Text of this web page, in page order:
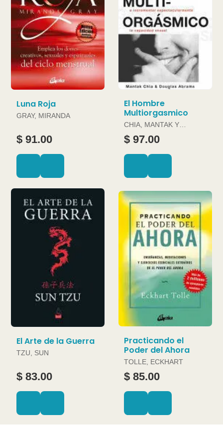
Luna Roja
GRAY, MIRANDA
$ 91.00
El Hombre
Multiorgasmico
CHIA, MANTAK Y
DOUGLAS ABRAMS
$ 97.00
El Arte de la Guerra
TZU, SUN
$ 83.00
Practicando el
Poder del Ahora
TOLLE, ECKHART
$ 85.00